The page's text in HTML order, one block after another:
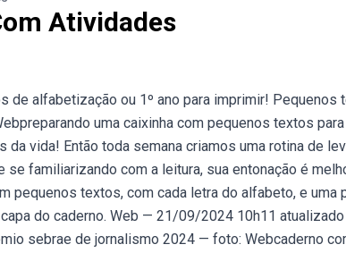
Atividades
de alfabetização ou 1º ano para imprimir!
uma caixinha com pequenos textos
vida! Então toda semana criamos uma rotina de
se familiarizando com a leitura, sua entonação é
pequenos textos, com cada letra do alfabeto, e uma
do caderno. Web — 21/09/2024 10h11 atualizado
sebrae de jornalismo 2024 — foto: Webcaderno